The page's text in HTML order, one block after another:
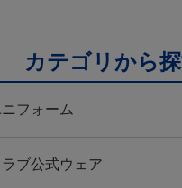
カテゴリから
フォーム
ラブ公式ウェア